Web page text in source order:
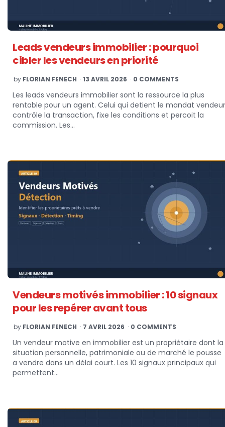
Leads vendeurs immobilier : pourquoi
cibler les vendeurs en priorité
POSTED
BY
by FLORIAN FENECH 13 AVRIL 2026 0 COMMENTS
Les leads vendeurs immobilier sont la ressource la plus
rentable pour un agent. Celui qui detient le mandat vendeur
contrôle la transaction, fixe les conditions et percoit la
commission. Les…
Vendeurs motivés immobilier : 10 signaux
pour les repérer avant tous
POSTED
BY
by FLORIAN FENECH 7 AVRIL 2026 0 COMMENTS
Un vendeur motive en immobilier est un propriétaire dont la
situation personnelle, patrimoniale ou de marché le pousse
a vendre dans un délai court. Les 10 signaux principaux qui
permettent…